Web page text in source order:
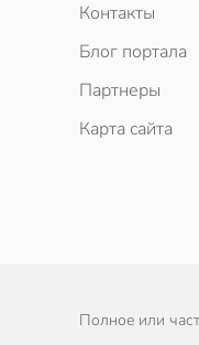
Контакты
Блог портала
Партнеры
Карта сайта
Полное или